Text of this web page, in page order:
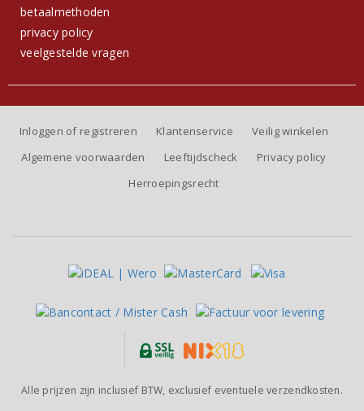
betaalmethoden
privacy policy
veelgestelde vragen
Inloggen of registreren Klantenservice
Veilig winkelen
Algemene voorwaarden
Leeftijdscheck
Privacy policy
Herroepingsrecht
Alle prijzen zijn inclusief BTW, exclusief eventuele verzendkosten.